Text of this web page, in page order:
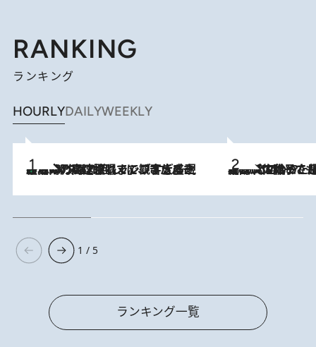
RANKING
ランキング
HOURLYDAILYWEEKLY
2026.8.7
「湘南乃風に憧れて」観客大盛上がりの“タオル回し”に、ラッパー顔負けの高速歌唱まで…さだまさし（74）のアグレッシブすぎる現在地 2026.8.5
【阿川佐和子さんの年とる力】なぜ70代で始めた趣味は“こんなに楽しい”のか？ ピアノ、俳句…スランプに陥っても続けられる“ある秘訣”とは
1 / 5
ランキング一覧